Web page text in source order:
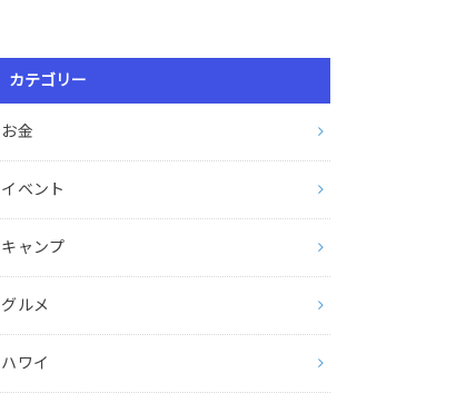
カテゴリー
お金
イベント
キャンプ
グルメ
ハワイ